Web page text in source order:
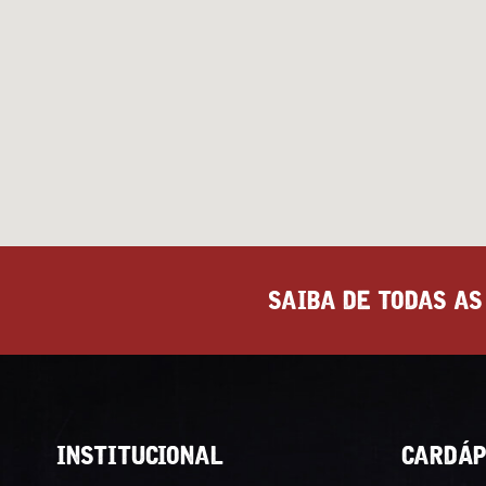
SAIBA DE TODAS
INSTITUCIONAL